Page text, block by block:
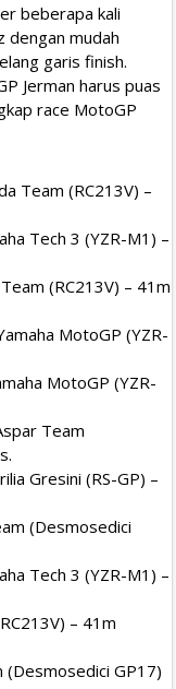
beberapa kali
dengan mudah
garis finish.
Jerman harus puas
race MotoGP
Team (RC213V) –
Tech 3 (YZR-M1) –
(RC213V) – 41m
MotoGP (YZR-
MotoGP (YZR-
Team
Gresini (RS-GP) –
(Desmosedici
Tech 3 (YZR-M1) –
– 41m
(Desmosedici GP17)